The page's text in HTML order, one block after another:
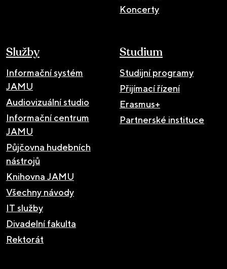
Koncerty
Služby
Informační systém
JAMU
Audiovizuální studio
Informační centrum
JAMU
Půjčovna hudebních
nástrojů
Knihovna JAMU
Všechny návody
IT služby
Divadelní fakulta
Rektorát
Studium
Studijní programy
Přijímací řízení
Erasmus+
Partnerské instituce